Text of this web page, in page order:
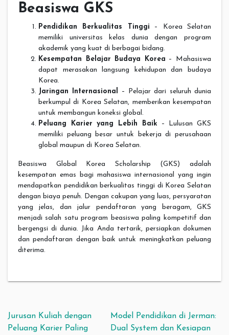
Beasiswa GKS
Pendidikan Berkualitas Tinggi – Korea Selatan
memiliki universitas kelas dunia dengan program
akademik yang kuat di berbagai bidang.
Kesempatan Belajar Budaya Korea – Mahasiswa
dapat merasakan langsung kehidupan dan budaya
Korea.
Jaringan Internasional – Pelajar dari seluruh dunia
berkumpul di Korea Selatan, memberikan kesempatan
untuk membangun koneksi global.
Peluang Karier yang Lebih Baik – Lulusan GKS
memiliki peluang besar untuk bekerja di perusahaan
global maupun di Korea Selatan.
Beasiswa Global Korea Scholarship (GKS) adalah
kesempatan emas bagi mahasiswa internasional yang ingin
mendapatkan pendidikan berkualitas tinggi di Korea Selatan
dengan biaya penuh. Dengan cakupan yang luas, persyaratan
yang jelas, dan jalur pendaftaran yang beragam, GKS
menjadi salah satu program beasiswa paling kompetitif dan
bergengsi di dunia. Jika Anda tertarik, persiapkan dokumen
dan pendaftaran dengan baik untuk meningkatkan peluang
diterima.
Post navigation
Jurusan Kuliah dengan
Peluang Karier Paling
Model Pendidikan di Jerman:
Dual System dan Kesiapan